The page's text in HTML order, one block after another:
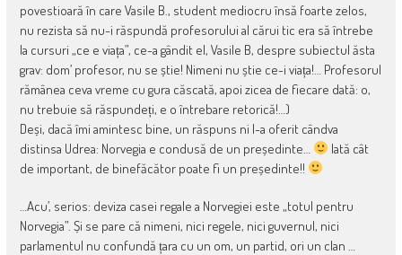
povestioară în care Vasile B., student mediocru însă foarte zelos,
nu rezista să nu-i răspundă profesorului al cărui tic era să întrebe
la cursuri „ce e viața”, ce-a gândit el, Vasile B, despre subiectul ăsta
grav: dom’ profesor, nu se știe! Nimeni nu știe ce-i viața!… Profesorul
rămânea ceva vreme cu gura căscată, apoi zicea de fiecare dată: o,
nu trebuie să răspundeți, e o întrebare retorică!…)
Deși, dacă îmi amintesc bine, un răspuns ni l-a oferit cândva
distinsa Udrea: Norvegia e condusă de un președinte…
Iată cât
de important, de binefăcător poate fi un președinte!!
…Acu’, serios: deviza casei regale a Norvegiei este „totul pentru
Norvegia”. Și se pare că nimeni, nici regele, nici guvernul, nici
parlamentul nu confundă țara cu un om, un partid, ori un clan …